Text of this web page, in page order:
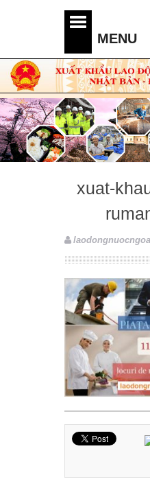
xuat-